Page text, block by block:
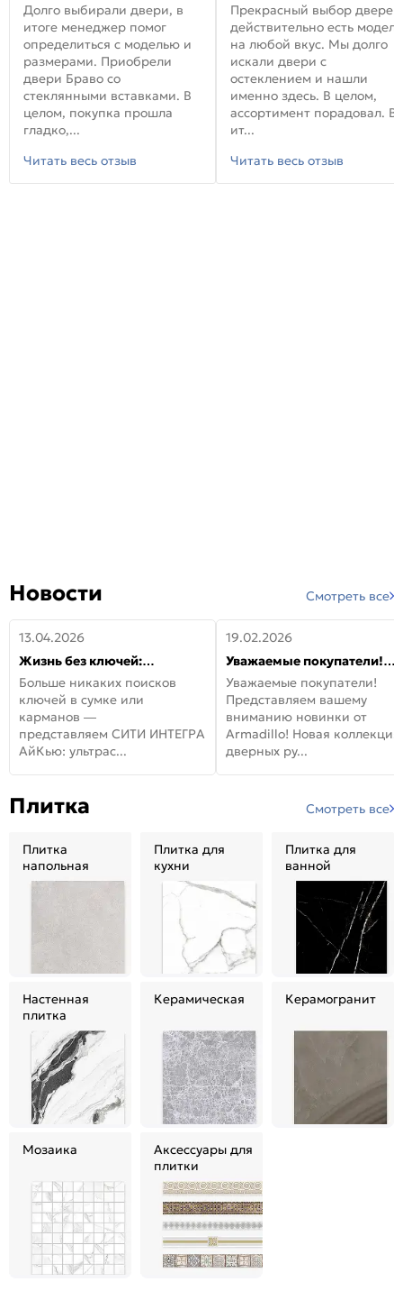
Долго выбирали двери, в
итоге менеджер помог
определиться с моделью и
размерами. Приобрели
двери Браво со
стеклянными вставками. В
целом, покупка прошла
гладко,...
Читать весь отзыв
Прекрасный выбор
действительно есть модели
на любой вкус. Мы долго
искали двери с
остеклением и нашли
именно здесь. В целом,
ассортимент порадовал. В
ит...
Читать весь отзыв
Новости Смотреть все
13.04.2026
Жизнь без ключей:
встречайте новую дверь
СИТИ ИНТЕГРА АйКью!
Больше никаких поисков
ключей в сумке или
карманов —
представляем СИТИ ИНТЕГРА
АйКью: ультрас...
19.02.2026
Уважаемые покупатели!
Представляем вашему
вниманию новинки от
Armadillo!
Уважаемые покупатели!
Представляем вашему
вниманию новинки от
Armadillo! Новая коллекция
дверных ру...
Плитка Смотреть все
Плитка
напольная
Плитка для
кухни
Плитка для
ванной
Настенная
плитка
Керамическая Керамогранит
Мозаика
Аксессуары для
плитки